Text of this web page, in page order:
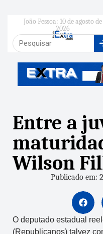
João Pessoa: 10 de agosto de
2026
Entre a
Wilson
Publicado em:
O deputado estadual
(Republicanos) talvez